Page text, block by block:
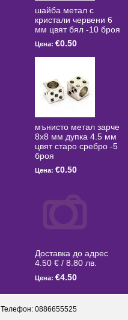
шайба метал с
кристали червени 6
мм цвят бял -10 броя
Цена: €0.50
мънисто метал зарче
8x8 мм дупка 4.5 мм
цвят старо сребро -5
броя
Цена: €0.50
Доставка до адрес
4.50 € / 8.80 лв.
Цена: €4.50
Телефон: 0886655525